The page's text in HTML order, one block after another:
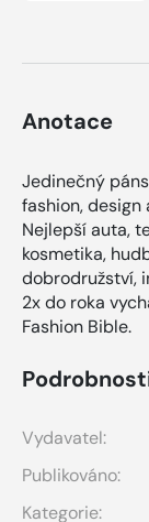
Anotace
Jedinečný
fashion, design
Nejlepší auta,
kosmetika,
dobrodružství,
2x do roka
Fashion Bible.
Vydavatel:
Publikováno:
Kategorie: